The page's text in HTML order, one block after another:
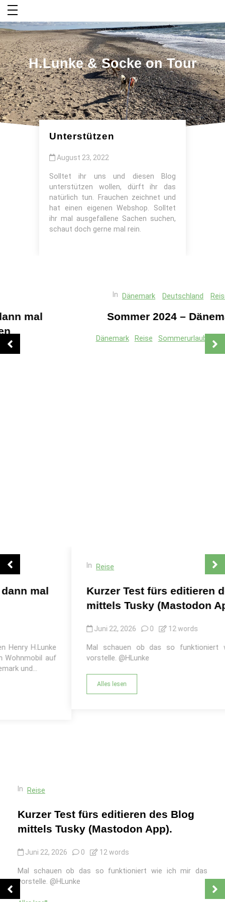
Inhalt
springen
H.Lunke & Socke on Tour
Unterstützen
August 23, 2022
Solltet ihr uns und diesen Blog
unterstützen wollen, dürft ihr das
natürlich tun. Frauchen zeichnet und
hat einen eigenen Webshop. Solltet
ihr mal ausgefallene Sachen suchen,
schaut doch gerne mal rein.
Deutschland Reise
Sommer 2024 – Dänemark
Sommerurlaub Wohnmobil
Kurzer Test fürs editieren des Blog
mittels Tusky (Mastodon App).
12 words
Mal schauen ob das so funktioniert wie ich mir das
vorstelle. @HLunke
In Reise
Kurzer Test fürs editieren des Blog
mittels Tusky (Mastodon App).
Juni 22, 2026 0 12 words
Mal schauen ob das so funktioniert wie ich mir das
vorstelle. @HLunke